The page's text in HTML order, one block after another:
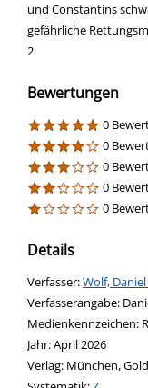
und Constantins
gefährliche
2.
Bewertungen
0
0
0
0
0
Details
Verfasser:Suche nach
Wolf,
Verfasserangabe:
Medienkennzeichen:
Jahr:April 2026
Verlag: München,